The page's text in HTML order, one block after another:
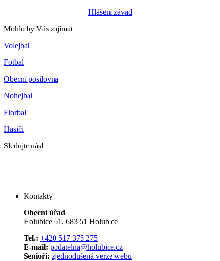
Hlášení závad
Mohlo by Vás zajímat
Volejbal
Fotbal
Obecní posilovna
Nohejbal
Florbal
Hasiči
Sledujte nás!
Kontakty
Obecní úřad
Holubice 61, 683 51 Holubice
Tel.: +420 517 375 275
E-mail: podatelna@holubice.cz
Senioři: zjednodušená verze webu